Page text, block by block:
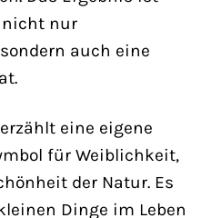
nicht nur
auch eine
eine eigene
für Weiblichkeit,
der Natur. Es
Dinge im Leben